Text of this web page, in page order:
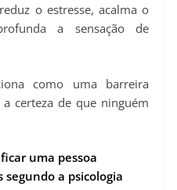
o estresse, acalma o
a sensação de
como uma barreira
certeza de que ninguém
uma pessoa
a psicologia